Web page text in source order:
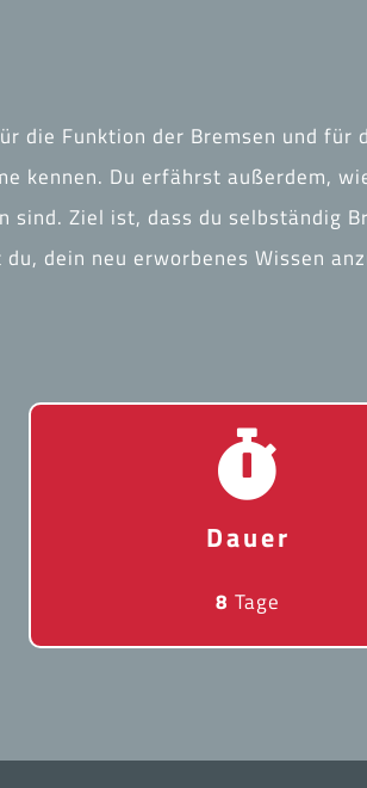
die Funktion der Bremsen und für
kennen. Du erfährst außerdem,
Ziel ist, dass du selbständig
dein neu erworbenes Wissen
Dauer
8 Tage